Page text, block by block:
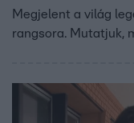
Megjelent a világ
rangsora. Mutatjuk,